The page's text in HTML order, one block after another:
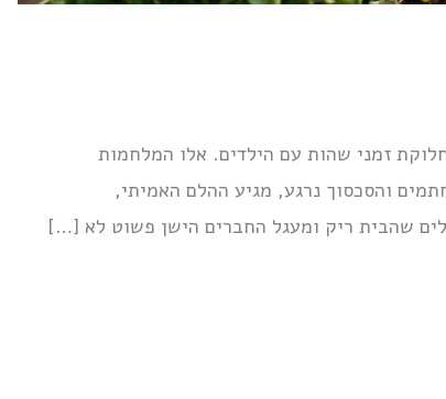
זמני שהות עם הילדים. אלו המלחמות
והסכסוך נרגע, מגיע ההלם האמיתי,
שהבית ריק ומעגל החברים הישן פשוט לא […]